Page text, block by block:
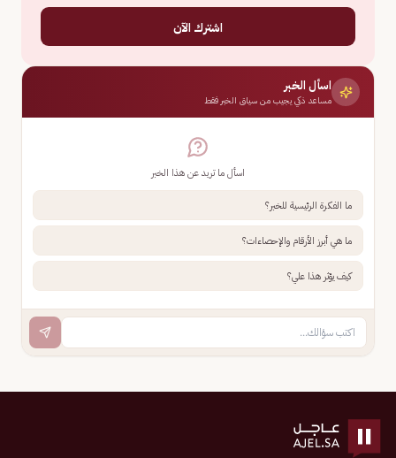
اشترك الآن
اسأل الخبر
مساعد ذكي يجيب من سياق الخبر فقط
اسأل ما تريد عن هذا الخبر
ما الفكرة الرئيسية للخبر؟
ما هي أبرز الأرقام والإحصاءات؟
كيف يؤثر هذا علي؟